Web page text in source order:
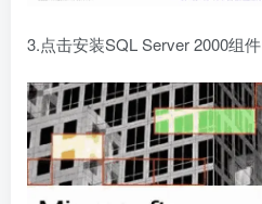
3.点击安装SQL Server 2000组件